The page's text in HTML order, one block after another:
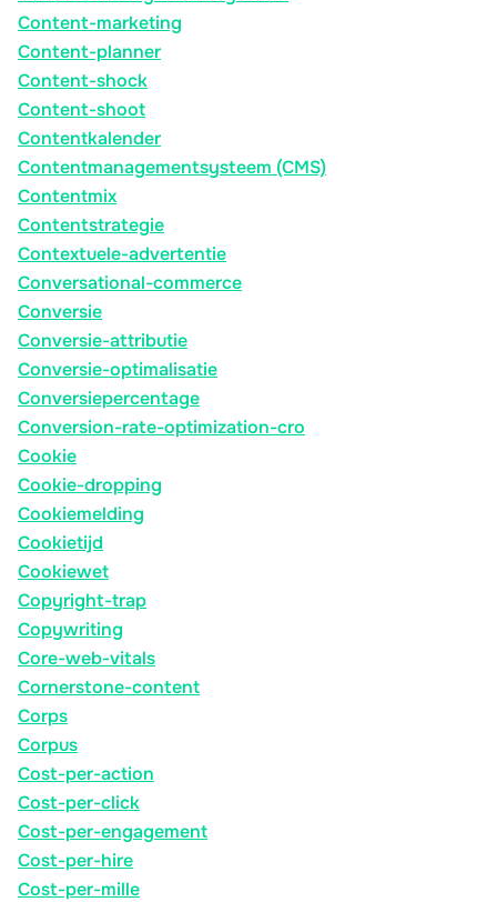
Content-marketing
Content-planner
Content-shock
Content-shoot
Contentkalender
Contentmanagementsysteem (CMS)
Contentmix
Contentstrategie
Contextuele-advertentie
Conversational-commerce
Conversie
Conversie-attributie
Conversie-optimalisatie
Conversiepercentage
Conversion-rate-optimization-cro
Cookie
Cookie-dropping
Cookiemelding
Cookietijd
Cookiewet
Copyright-trap
Copywriting
Core-web-vitals
Cornerstone-content
Corps
Corpus
Cost-per-action
Cost-per-click
Cost-per-engagement
Cost-per-hire
Cost-per-mille